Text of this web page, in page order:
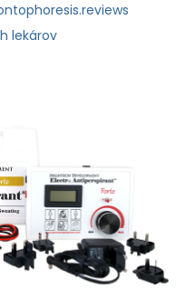
lekárov